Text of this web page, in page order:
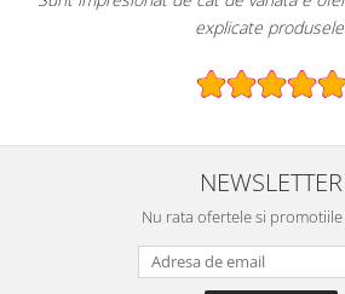
NEWSLETTER
Nu rata ofertele si